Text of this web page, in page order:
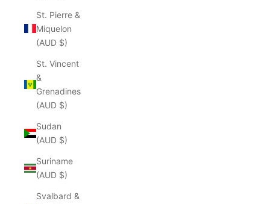
St. Pierre &
Miquelon
(AUD $)
St. Vincent
&
Grenadines
(AUD $)
Sudan
(AUD $)
Suriname
(AUD $)
Svalbard &